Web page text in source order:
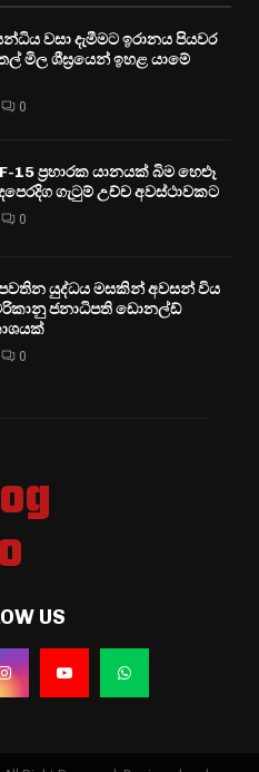
වසා දැමීමට ඉරානය පියවර
මිල ශීඝ්‍රයෙන් ඉහළ යාමේ
0
15 ප්‍රහාරක යානයක් බිම හෙළූ
ගැටුම් උච්ච අවස්ථාවකට
0
යුද්ධය මසකින් අවසන් විය
ජනාධිපති ඩොනල්ඩ්
0
US